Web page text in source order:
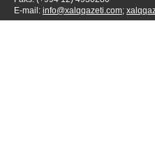
E-mail: info@xalqqazeti.com;